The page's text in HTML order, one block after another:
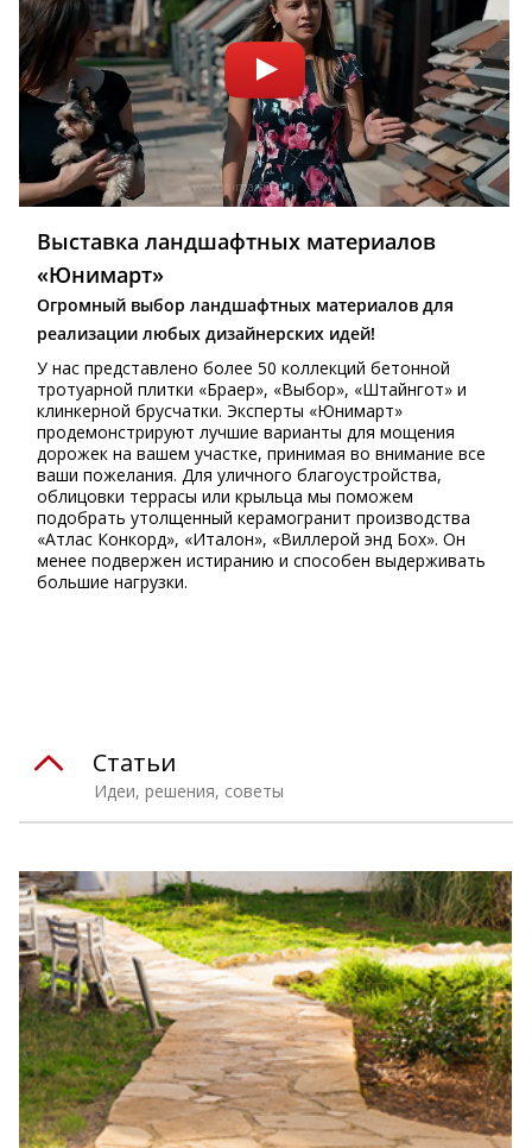
Выставка ландшафтных материалов
«Юнимарт»
Огромный выбор ландшафтных материалов для
реализации любых дизайнерских идей!
У нас представлено более 50 коллекций бетонной
тротуарной плитки «Браер», «Выбор», «Штайнгот» и
клинкерной брусчатки. Эксперты «Юнимарт»
продемонстрируют лучшие варианты для мощения
дорожек на вашем участке, принимая во внимание все
ваши пожелания. Для уличного благоустройства,
облицовки террасы или крыльца мы поможем
подобрать утолщенный керамогранит производства
«Атлас Конкорд», «Италон», «Виллерой энд Бох». Он
менее подвержен истиранию и способен выдерживать
большие нагрузки.
Идеи, решения, советы
Статьи